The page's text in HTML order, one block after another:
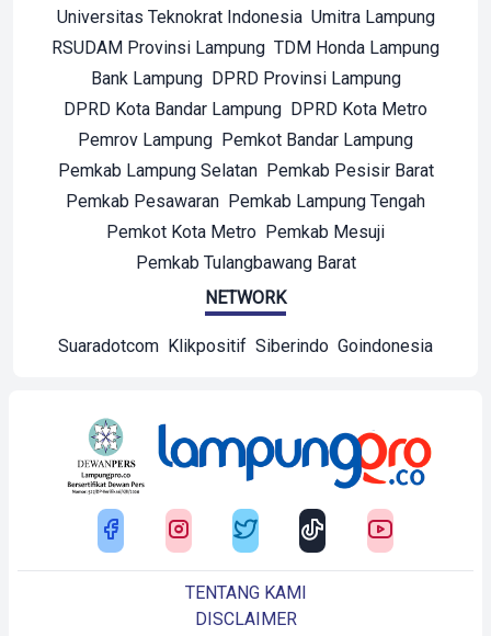
Universitas Teknokrat Indonesia Umitra Lampung
RSUDAM Provinsi Lampung TDM Honda Lampung
Bank Lampung DPRD Provinsi Lampung
DPRD Kota Bandar Lampung DPRD Kota Metro
Pemrov Lampung Pemkot Bandar Lampung
Pemkab Lampung Selatan Pemkab Pesisir Barat
Pemkab Pesawaran Pemkab Lampung Tengah
Pemkot Kota Metro Pemkab Mesuji
Pemkab Tulangbawang Barat
NETWORK
Suaradotcom Klikpositif Siberindo Goindonesia
TENTANG KAMI
DISCLAIMER